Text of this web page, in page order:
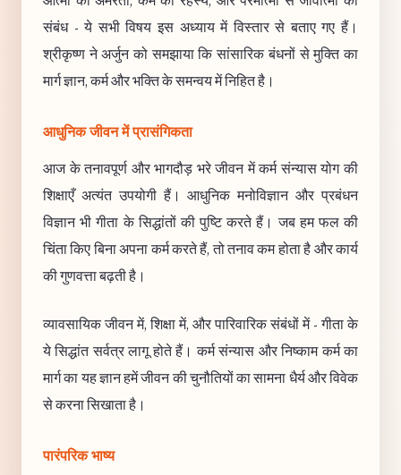
संबंध - ये सभी विषय इस अध्याय में विस्तार से बताए गए हैं।
श्रीकृष्ण ने अर्जुन को समझाया कि सांसारिक बंधनों से मुक्ति का
मार्ग ज्ञान, कर्म और भक्ति के समन्वय में निहित है।
आधुनिक जीवन में प्रासंगिकता
आज के तनावपूर्ण और भागदौड़ भरे जीवन में कर्म संन्यास योग की
शिक्षाएँ अत्यंत उपयोगी हैं। आधुनिक मनोविज्ञान और प्रबंधन
विज्ञान भी गीता के सिद्धांतों की पुष्टि करते हैं। जब हम फल की
चिंता किए बिना अपना कर्म करते हैं, तो तनाव कम होता है और कार्य
की गुणवत्ता बढ़ती है।
व्यावसायिक जीवन में, शिक्षा में, और पारिवारिक संबंधों में - गीता के
ये सिद्धांत सर्वत्र लागू होते हैं। कर्म संन्यास और निष्काम कर्म का
मार्ग का यह ज्ञान हमें जीवन की चुनौतियों का सामना धैर्य और विवेक
से करना सिखाता है।
पारंपरिक भाष्य